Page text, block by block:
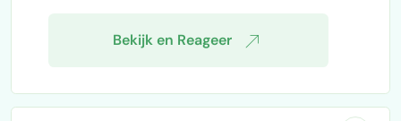
Shopify-webshop…Bekijk en Reageer